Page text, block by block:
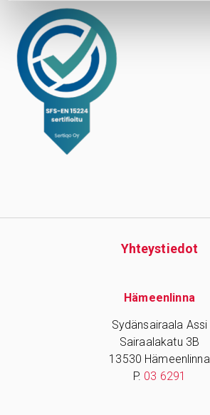
Yhteys­tiedot
Hämeenlinna
Sydänsairaala Assi
Sairaalakatu 3B
13530 Hämeenlinna
P. 03 6291